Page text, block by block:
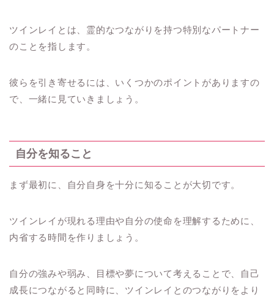
ツインレイとは、霊的なつながりを持つ特別なパートナー
のことを指します。
彼らを引き寄せるには、いくつかのポイントがありますの
で、一緒に見ていきましょう。
自分を知ること
まず最初に、自分自身を十分に知ることが大切です。
ツインレイが現れる理由や自分の使命を理解するために、
内省する時間を作りましょう。
自分の強みや弱み、目標や夢について考えることで、自己
成長につながると同時に、ツインレイとのつながりをより